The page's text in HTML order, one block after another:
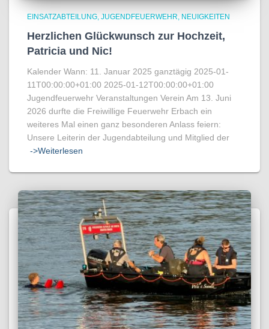
EINSATZABTEILUNG JUGENDFEUERWEHR NEUIGKEITEN
Herzlichen Glückwunsch zur Hochzeit,
Patricia und Nic!
Kalender Wann: 11. Januar 2025 ganztägig 2025-01-
11T00:00:00+01:00 2025-01-12T00:00:00+01:00
Jugendfeuerwehr Veranstaltungen Verein Am 13. Juni
2026 durfte die Freiwillige Feuerwehr Erbach ein
weiteres Mal einen ganz besonderen Anlass feiern:
Unsere Leiterin der Jugendabteilung und Mitglied der
->Weiterlesen